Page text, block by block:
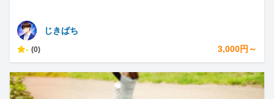
じきぱち
- (0) 3,000円～